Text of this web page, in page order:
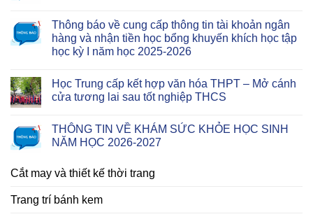
Thông báo về cung cấp thông tin tài khoản ngân
hàng và nhận tiền học bổng khuyến khích học tập
học kỳ I năm học 2025-2026
Học Trung cấp kết hợp văn hóa THPT – Mở cánh
cửa tương lai sau tốt nghiệp THCS
THÔNG TIN VỀ KHÁM SỨC KHỎE HỌC SINH
NĂM HỌC 2026-2027
Cắt may và thiết kế thời trang
Trang trí bánh kem